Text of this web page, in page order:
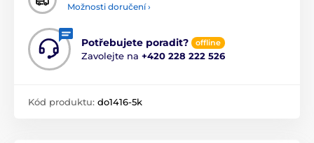
Možnosti doručení ›
Potřebujete poradit? offline
Zavolejte na +420 228 222 526
Kód produktu: do1416-5k